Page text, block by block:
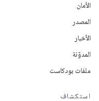
الأمان
المصدر
الأخبار
المدوّنة
ملفات بودكاست
استكشاف